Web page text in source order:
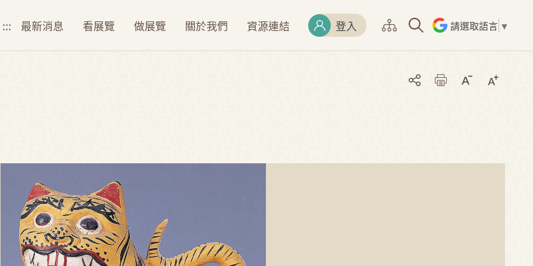
::: 最新消息 看展覽 做展覽 關於我們 資源連結 登入 請選取語言 ▼